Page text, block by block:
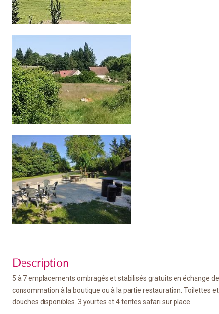
Description
5 à 7 emplacements ombragés et stabilisés gratuits en échange de
consommation à la boutique ou à la partie restauration. Toilettes et
douches disponibles. 3 yourtes et 4 tentes safari sur place.